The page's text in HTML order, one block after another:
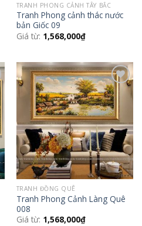
TRANH PHONG CẢNH TÂY BẮC
Tranh Phong cảnh thác nước
bản Giốc 09
Giá từ: 1,568,000₫
Add to
Wishlist
TRANH ĐỒNG QUÊ
Tranh Phong Cảnh Làng Quê
008
Giá từ: 1,568,000₫